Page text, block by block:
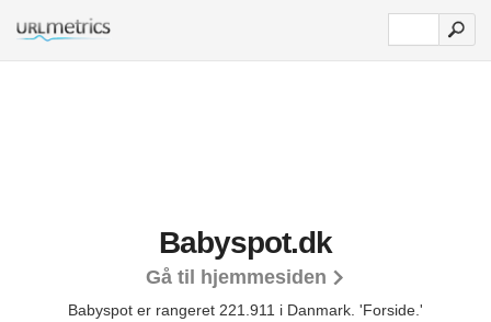
Babyspot.dk
Gå til hjemmesiden
Babyspot er rangeret 221.911 i Danmark. 'Forside.'